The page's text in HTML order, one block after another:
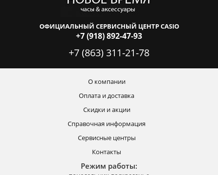
ОФИЦИАЛЬНЫЙ СЕРВИСНЫЙ ЦЕНТР CASIO
+7 (918) 892-47-93
+7 (863) 311-21-78
О компании
Оплата и доставка
Скидки и акции
Справочная информация
Сервисные центры
Контакты
Режим работы: